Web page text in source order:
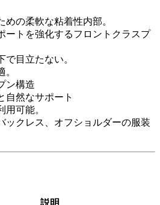
めの柔軟な粘着性内部。
ートを強化するフロントクラスプ
で目立たない。
ン構造
自然なサポート
用可能。
ックレス、オフショルダーの服装